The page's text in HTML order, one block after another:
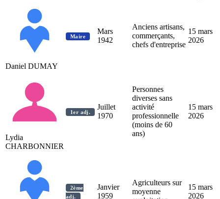
Daniel DUMAY
Maire
Mars
1942
Anciens artisans,
commerçants,
chefs d'entreprise
15 mars
2026
Lydia
CHARBONNIER
1er adj.
Juillet
1970
Personnes
diverses sans
activité
professionnelle
(moins de 60
ans)
15 mars
2026
2ème
adj.
Janvier
1959
Agriculteurs sur
moyenne
15 mars
2026